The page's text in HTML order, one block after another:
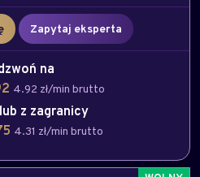
Zapytaj eksperta
na
4.92 zł/min brutto
z zagranicy
4.31 zł/min brutto